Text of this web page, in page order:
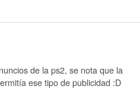
de la ps2, se nota que la
ese tipo de publicidad :D